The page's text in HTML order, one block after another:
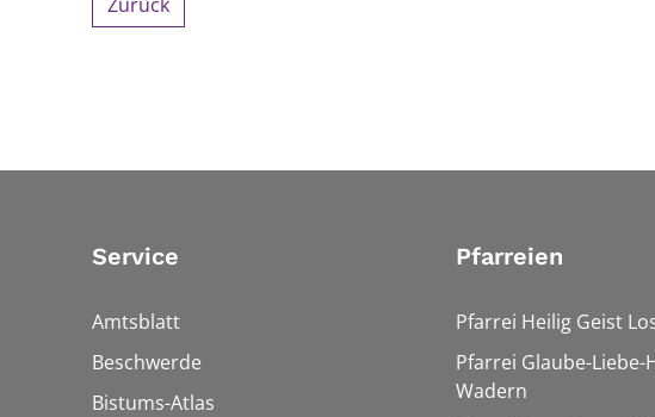
Service
Amtsblatt
Beschwerde
Bistums-Atlas
Pfarreien
Pfarrei Heilig Geist
Pfarrei Glaube-
Wadern